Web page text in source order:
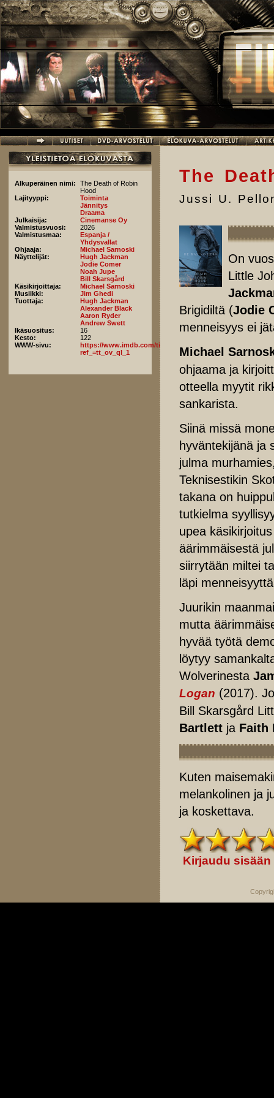
Hyppää pääsisältöön
Alkuperäinen nimi:
The Death of Robin
Hood
Lajityyppi:
Toiminta
Jännitys
Draama
Julkaisija:
Cinemanse Oy
Valmistusvuosi:
2026
Valmistusmaa:
Espanja /
Yhdysvallat
Ohjaaja:
Michael Sarnoski
Näyttelijät:
Hugh Jackman
Jodie Comer
Noah Jupe
Bill Skarsgård
Käsikirjoittaja:
Michael Sarnoski
Musiikki:
Jim Ghedi
Tuottaja:
Hugh Jackman
Alexander Black
Aaron Ryder
Andrew Swett
Ikäsuositus:
16
Kesto:
122
WWW-sivu:
https://www.imdb.com/title/tt32273171/fullcredits/?
ref_=tt_ov_ql_1
The
Jussi U.
On
Little
Brigidiltä (Jodie
menneisyys ei
Michael
ohjaama ja
otteella myytit
sankarista.
Siinä missä
hyväntekijänä ja
julma
Teknisestikin
takana on
tutkielma
upea
äärimmäisestä
siirrytään miltei
läpi
Juurikin
mutta
hyvää työtä
löytyy
Wolverinesta
Logan (2017).
Bill Skarsgård
Bartlett ja Faith
Kuten
melankolinen ja
ja koskettava.
Kirjaudu sisään